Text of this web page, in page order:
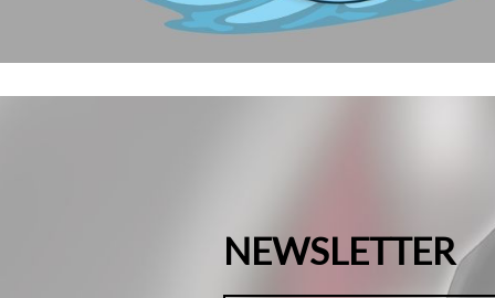
NEWSLETTER